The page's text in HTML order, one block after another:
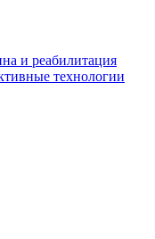
и реабилитация
технологии